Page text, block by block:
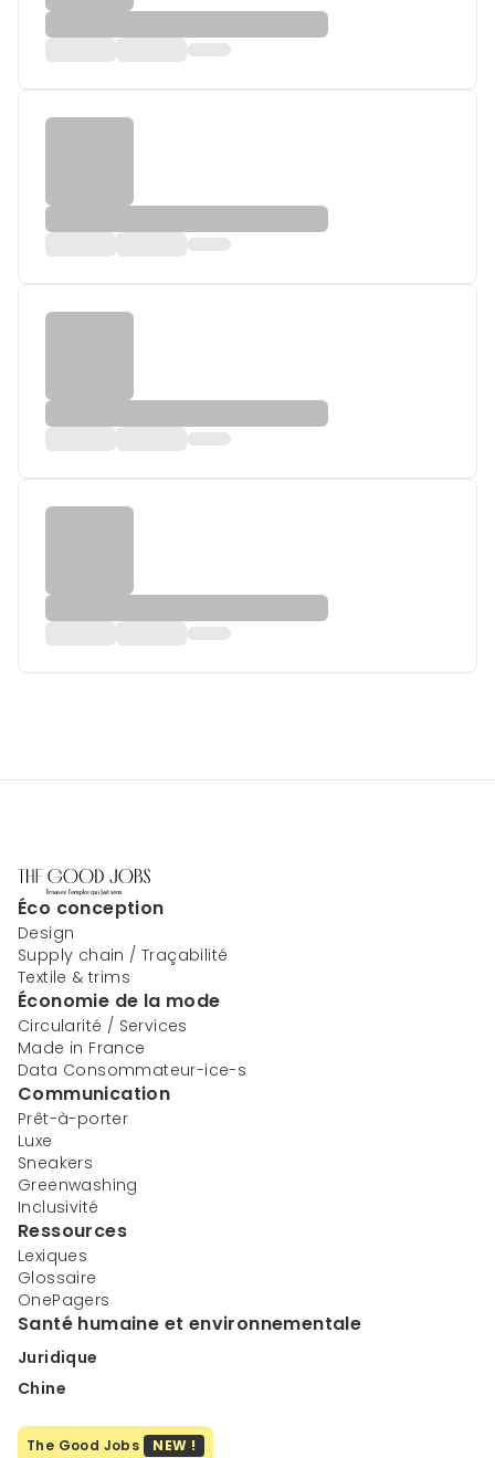
Éco conception
Design
Supply chain / Traçabilité
Textile & trims
Économie de la mode
Circularité / Services
Made in France
Data Consommateur-ice-s
Communication
Prêt-à-porter
Luxe
Sneakers
Greenwashing
Inclusivité
Ressources
Lexiques
Glossaire
OnePagers
Santé humaine et environnementale
Juridique
Chine
The Good Jobs NEW !